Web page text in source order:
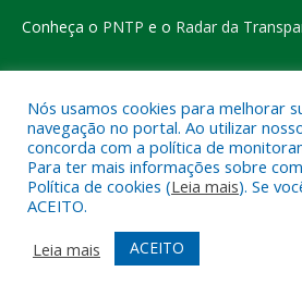
Conheça o PNTP e o Radar da
Todos os direitos reservados a
do Carajás
Mapa do Site
Acessar o Webmail
Nós usamos cookies para melhorar
navegação no portal. Ao utilizar
concorda com a política de
Para ter mais informações sobre
Política de cookies (Leia mais). Se
ACEITO.
Leia mais
ACEITO